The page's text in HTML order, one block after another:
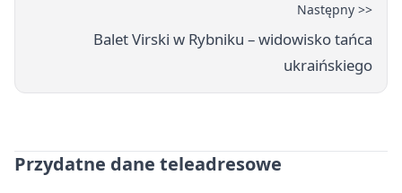
Następny >>
Balet Virski w Rybniku – widowisko tańca
ukraińskiego
Przydatne dane teleadresowe